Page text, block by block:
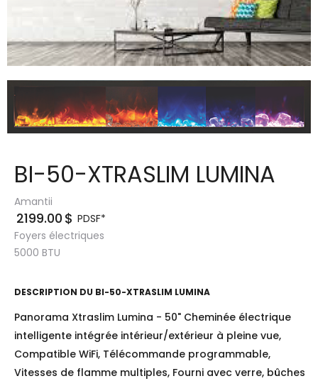
BI-50-XTRASLIM LUMINA
Amantii
2199.00 $ PDSF*
Foyers électriques
5000 BTU
DESCRIPTION DU BI-50-XTRASLIM LUMINA
Panorama Xtraslim Lumina - 50" Cheminée électrique
intelligente intégrée intérieur/extérieur à pleine vue,
Compatible WiFi, Télécommande programmable,
Vitesses de flamme multiples, Fourni avec verre, bûches